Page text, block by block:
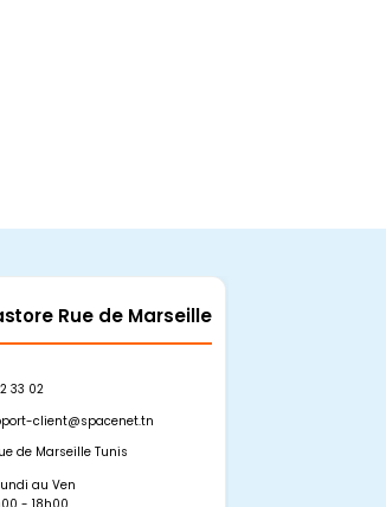
Rue de Marseille
33 02
client@spacenet.tn
de Marseille Tunis
au Ven